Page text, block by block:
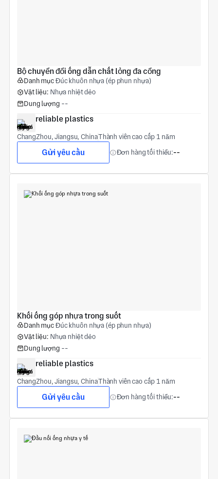
Bộ chuyển đổi ống dẫn chất lỏng đa cổng
Danh mụcĐúc khuôn nhựa (ép phun nhựa)
Vật liệu: Nhựa nhiệt dẻo
Dung lượng --
reliable plastics
ChangZhou, Jiangsu, ChinaThành viên cao cấp 1 năm
Gửi yêu cầu Đơn hàng tối thiểu:--
Khối ống góp nhựa trong suốt
Danh mụcĐúc khuôn nhựa (ép phun nhựa)
Vật liệu: Nhựa nhiệt dẻo
Dung lượng --
reliable plastics
ChangZhou, Jiangsu, ChinaThành viên cao cấp 1 năm
Gửi yêu cầu Đơn hàng tối thiểu:--